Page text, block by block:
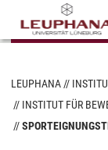
LEUPHANA
INSTITUT FÜR